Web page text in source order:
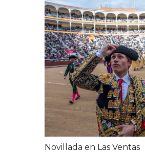
Novillada en Las Ventas